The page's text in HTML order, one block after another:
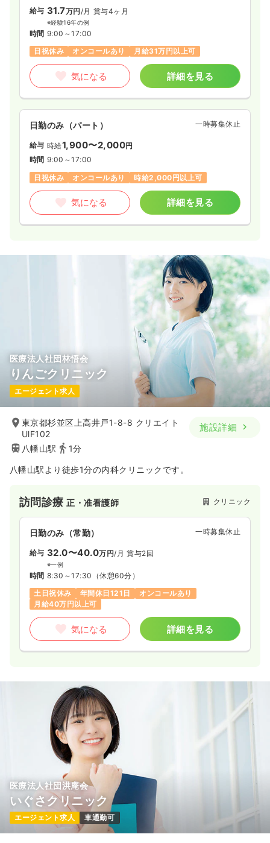
給与 31.7万円 /月 賞与4ヶ月
※経験16年の例
時間 9:00～17:00
日祝休み
オンコールあり 月給31万円以上可
気になる 詳細を見る
日勤のみ（パート） 一時募集休止
給与 時給1,900〜2,000円
時間 9:00～17:00
日祝休み
オンコールあり 時給2,000円以上可
気になる 詳細を見る
医療法人社団林悟会
りんごクリニック
エージェント求人
東京都杉並区上高井戸1-8-8 クリエイト
UlF102
八幡山駅
1分
施設詳細
八幡山駅より徒歩1分の内科クリニックです。
訪問診療正・准看護師 クリニック
日勤のみ（常勤） 一時募集休止
給与 32.0〜40.0万円/月 賞与2回
※一例
時間 8:30～17:30 （休憩60分）
土日祝休み
年間休日121日
オンコールあり
月給40万円以上可
気になる 詳細を見る
医療法人社団洪庵会
いぐさクリニック
エージェント求人 車通勤可